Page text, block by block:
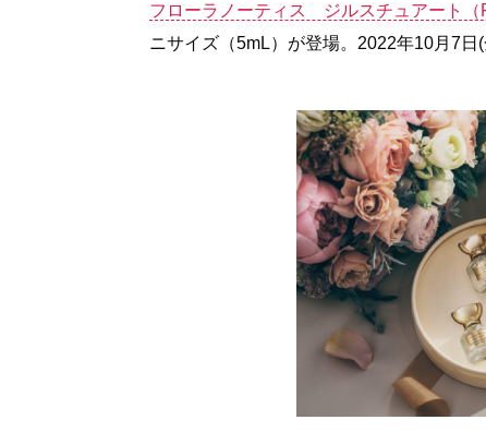
フローラノーティス ジルスチュアート（
ニサイズ（5mL）が登場。2022年10月7日(